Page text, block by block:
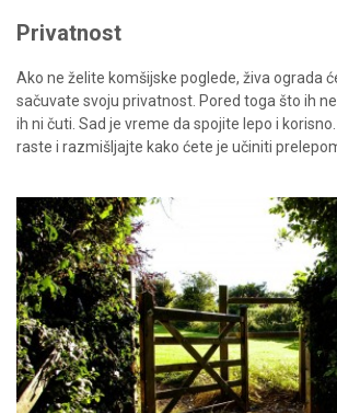
Privatnost
Ako ne želite komšijske poglede, živa ograda
sačuvate svoju privatnost. Pored toga što ih
ih ni čuti. Sad je vreme da spojite lepo i
raste i razmišljajte kako ćete je učiniti